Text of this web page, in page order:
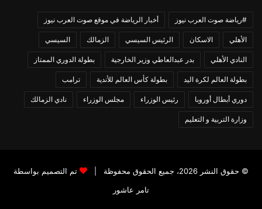
#رياضة صوت العرب نيوز أخبار الرياضة في موقع صوت العرب نيوز
الأهلي الاسكان الرئيس السيسي الزمالك السيسي
النادي الأهلي بدر عبدالعاطي وزير الخارجية بطولة الدوري الممتاز
بطولة العالم لكرة اليد بطولة كأس العالم للأندية ترامب
دوري أبطال أوروبا رئيس الوزراء مجلس الوزراء نادي الزمالك
وزارة التربية و التعليم
© حقوق النشر 2026، جميع الحقوق محفوظة |
تم التصميم بواسطة
تامر عاشور